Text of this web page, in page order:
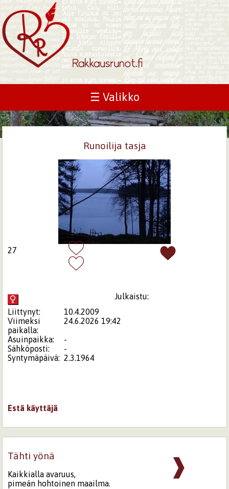
☰ Valikko
Runoilija tasja
Julkaistu:
27
Liittynyt:
10.4.2009
Viimeksi
paikalla:
24.6.2026 19:42
Asuinpaikka:
-
Sähköposti:
-
Syntymäpäivä: 2.3.1964
Estä käyttäjä
❱
Tähti yönä
Kaikkialla avaruus,
pimeän hohtoinen maailma.